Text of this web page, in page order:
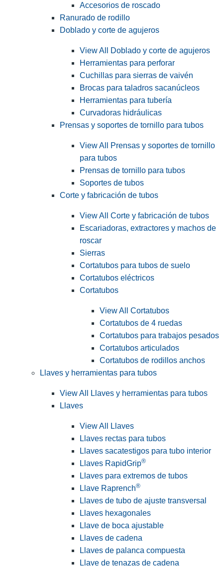
Accesorios de roscado
Ranurado de rodillo
Doblado y corte de agujeros
View All Doblado y corte de agujeros
Herramientas para perforar
Cuchillas para sierras de vaivén
Brocas para taladros sacanúcleos
Herramientas para tubería
Curvadoras hidráulicas
Prensas y soportes de tornillo para tubos
View All Prensas y soportes de tornillo
para tubos
Prensas de tornillo para tubos
Soportes de tubos
Corte y fabricación de tubos
View All Corte y fabricación de tubos
Escariadoras, extractores y machos de
roscar
Sierras
Cortatubos para tubos de suelo
Cortatubos eléctricos
Cortatubos
View All Cortatubos
Cortatubos de 4 ruedas
Cortatubos para trabajos pesados
Cortatubos articulados
Cortatubos de rodillos anchos
Llaves y herramientas para tubos
View All Llaves y herramientas para tubos
Llaves
View All Llaves
Llaves rectas para tubos
Llaves sacatestigos para tubo interior
Llaves RapidGrip®
Llaves para extremos de tubos
Llave Raprench®
Llaves de tubo de ajuste transversal
Llaves hexagonales
Llave de boca ajustable
Llaves de cadena
Llaves de palanca compuesta
Llave de tenazas de cadena